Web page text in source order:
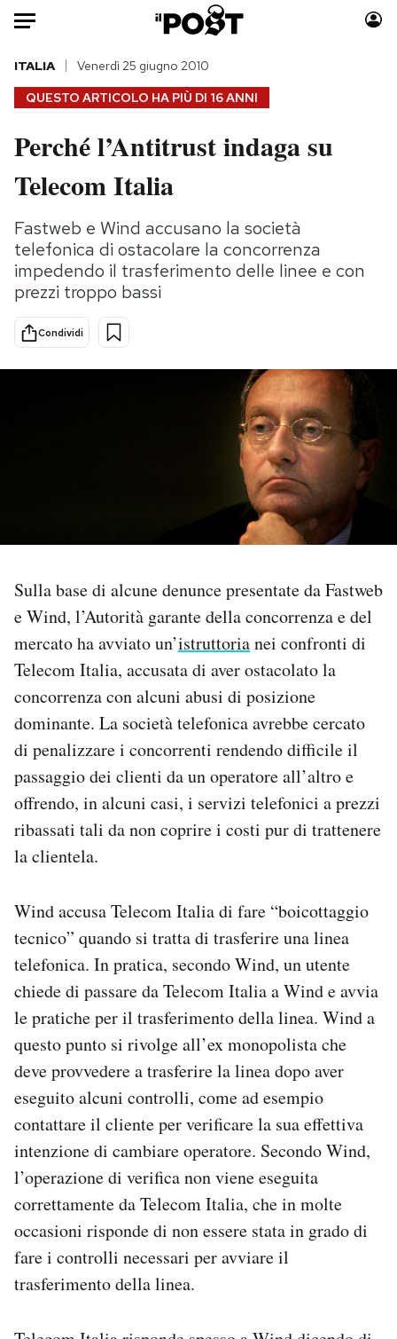
Auto
HOME
Italia
Politica
Tecnologia
Internet
Scienza
Cultura
Economia
Moda
Storie/Idee
Ok Boomer!
Media
I MIEI PREFERITI
SHOP
CALENDARIO
AREA PERSONALE
Newsletter
Notifiche mobile
Regala il Post
Hai bisogno di aiuto?
QUESTO ARTICOLO HA PIÙ DI 16 ANNI
ITALIA Venerdì 25 giugno 2010
Perché l’Antitrust indaga su
Telecom Italia
Fastweb e Wind accusano la società
telefonica di ostacolare la concorrenza
impedendo il trasferimento delle linee e con
prezzi troppo bassi
Condividi
Sulla base di alcune denunce presentate da Fastweb
e Wind, l’Autorità garante della concorrenza e del
mercato ha avviato un’istruttorianei confronti di
Telecom Italia, accusata di aver ostacolato la
concorrenza con alcuni abusi di posizione
dominante. La società telefonica avrebbe cercato
di penalizzare i concorrenti rendendo difficile il
passaggio dei clienti da un operatore all’altro e
offrendo, in alcuni casi, i servizi telefonici a prezzi
ribassati tali da non coprire i costi pur di trattenere
la clientela.
Wind accusa Telecom Italia di fare “boicottaggio
tecnico” quando si tratta di trasferire una linea
telefonica. In pratica, secondo Wind, un utente
chiede di passare da Telecom Italia a Wind e avvia
le pratiche per il trasferimento della linea. Wind a
questo punto si rivolge all’ex monopolista che
deve provvedere a trasferire la linea dopo aver
eseguito alcuni controlli, come ad esempio
contattare il cliente per verificare la sua effettiva
intenzione di cambiare operatore. Secondo Wind,
l’operazione di verifica non viene eseguita
correttamente da Telecom Italia, che in molte
occasioni risponde di non essere stata in grado di
fare i controlli necessari per avviare il
trasferimento della linea.